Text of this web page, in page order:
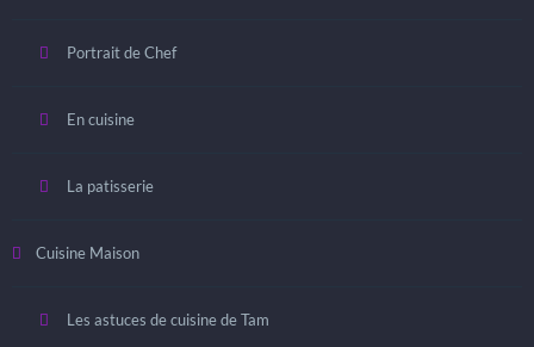
Portrait de Chef
En cuisine
La patisserie
Cuisine Maison
Les astuces de cuisine de Tam